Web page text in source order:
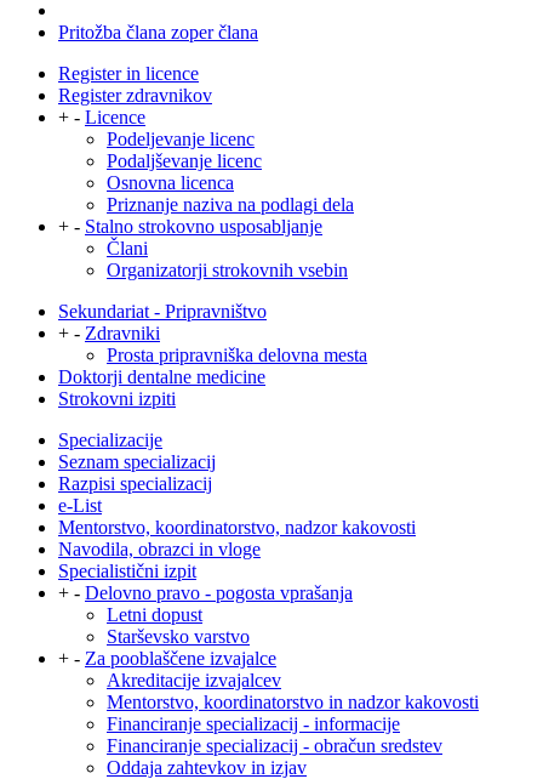
Pritožba člana zoper člana
Register in licence
Register zdravnikov
+ - Licence
Podeljevanje licenc
Podaljševanje licenc
Osnovna licenca
Priznanje naziva na podlagi dela
+ - Stalno strokovno usposabljanje
Člani
Organizatorji strokovnih vsebin
Sekundariat - Pripravništvo
+ - Zdravniki
Prosta pripravniška delovna mesta
Doktorji dentalne medicine
Strokovni izpiti
Specializacije
Seznam specializacij
Razpisi specializacij
e-List
Mentorstvo, koordinatorstvo, nadzor kakovosti
Navodila, obrazci in vloge
Specialistični izpit
+ - Delovno pravo - pogosta vprašanja
Letni dopust
Starševsko varstvo
+ - Za pooblaščene izvajalce
Akreditacije izvajalcev
Mentorstvo, koordinatorstvo in nadzor kakovosti
Financiranje specializacij - informacije
Financiranje specializacij - obračun sredstev
Oddaja zahtevkov in izjav